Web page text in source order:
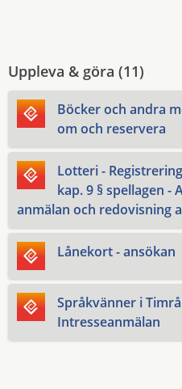
Uppleva & göra (11)
Böcker och andra
om och reservera
Lotteri -
kap. 9 § spellagen -
anmälan och redovisning
Lånekort - ansökan
Språkvänner i
Intresseanmälan